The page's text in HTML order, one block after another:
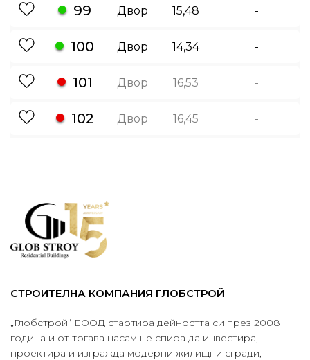
99 Двор 15,48 -
100 Двор 14,34 -
101 Двор 16,53 -
102 Двор 16,45 -
СТРОИТЕЛНА КОМПАНИЯ ГЛОБСТРОЙ
„Глобстрой“ ЕООД стартира дейността си през 2008
година и от тогава насам не спира да инвестира,
проектира и изгражда модерни жилищни сгради,